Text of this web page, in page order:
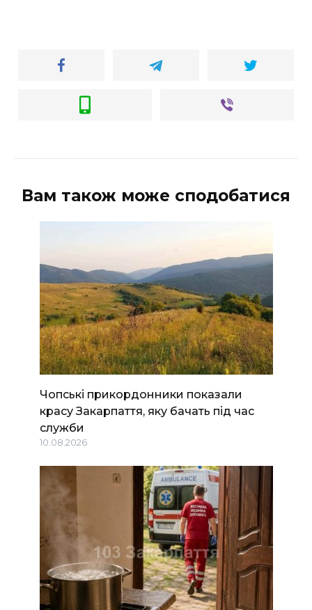
Вам також може сподобатися
Чопські прикордонники показали
красу Закарпаття, яку бачать під час
служби
10.08.2026